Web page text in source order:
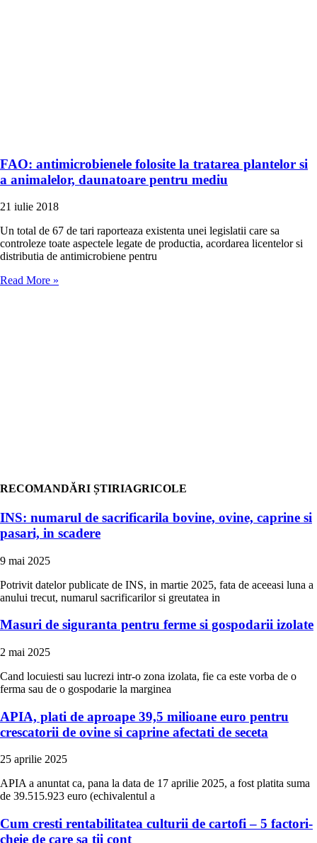
FAO: antimicrobienele folosite la tratarea plantelor si
a animalelor, daunatoare pentru mediu
21 iulie 2018
Un total de 67 de tari raporteaza existenta unei legislatii care sa
controleze toate aspectele legate de productia, acordarea licentelor si
distributia de antimicrobiene pentru
Read More »
RECOMANDĂRI ȘTIRIAGRICOLE
INS: numarul de sacrificarila bovine, ovine, caprine si
pasari, in scadere
9 mai 2025
Potrivit datelor publicate de INS, in martie 2025, fata de aceeasi luna a
anului trecut, numarul sacrificarilor si greutatea in
Masuri de siguranta pentru ferme si gospodarii izolate
2 mai 2025
Cand locuiesti sau lucrezi intr-o zona izolata, fie ca este vorba de o
ferma sau de o gospodarie la marginea
APIA, plati de aproape 39,5 milioane euro pentru
crescatorii de ovine si caprine afectati de seceta
25 aprilie 2025
APIA a anuntat ca, pana la data de 17 aprilie 2025, a fost platita suma
de 39.515.923 euro (echivalentul a
Cum cresti rentabilitatea culturii de cartofi – 5 factori-
cheie de care sa tii cont